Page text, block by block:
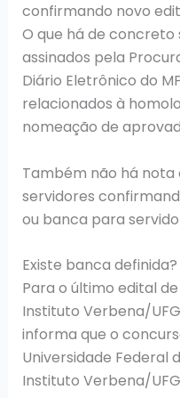
confirmando novo
O que há de
assinados pela
Diário Eletrônico do
relacionados à
nomeação de
Também não há nota
servidores
ou banca para
Existe banca definida?
Para o último edital
Instituto Verbena/
informa que o
Universidade Federal
Instituto Verbena/